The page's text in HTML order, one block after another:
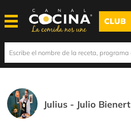
CLUB
Julius - Julio Bienert